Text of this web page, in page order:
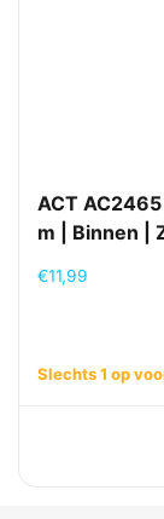
ACT
m | Binnen |
€11,99
Slechts 1 op